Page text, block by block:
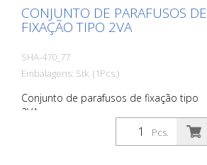
CONJUNTO DE PARAFUSOS DE
FIXAÇÃO TIPO 2VA
SHA-470_77
Embalagens: Stk. (1Pcs.)
Conjunto de parafusos de fixação tipo
2VA
Pcs.